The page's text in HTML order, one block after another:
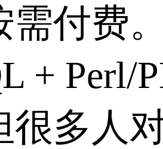
需付费
+ Perl/
很多人